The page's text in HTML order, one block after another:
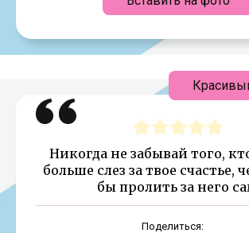
Никогда не забывай того,
больше слез за твое счастье,
бы пролить за него
Поделиться: